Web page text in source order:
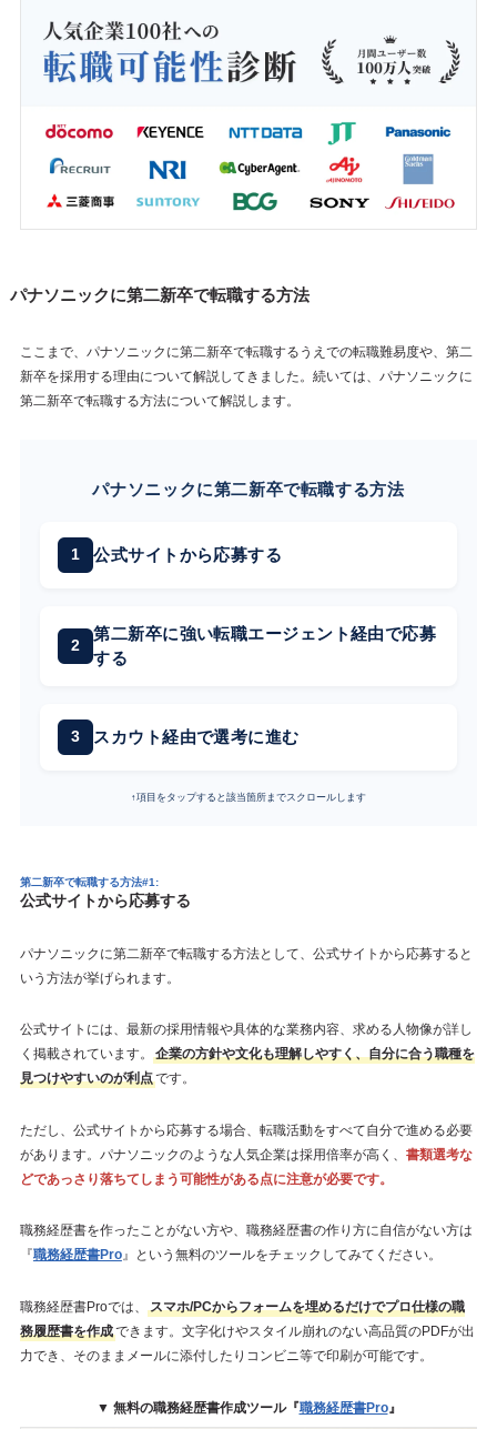
パナソニックに第二新卒で転職する方法
ここまで、パナソニックに第二新卒で転職するうえでの転職難易度や、第二
新卒を採用する理由について解説してきました。続いては、パナソニックに
第二新卒で転職する方法について解説します。
パナソニックに第二新卒で転職する方法
公式サイトから応募する
第二新卒に強い転職エージェント経由で応募
する
スカウト経由で選考に進む
↑項目をタップすると該当箇所までスクロールします
第二新卒で転職する方法#1:
公式サイトから応募する
パナソニックに第二新卒で転職する方法として、公式サイトから応募すると
いう方法が挙げられます。
公式サイトには、最新の採用情報や具体的な業務内容、求める人物像が詳し
く掲載されています。
企業の方針や文化も理解しやすく、自分に合う職種を
見つけやすいのが利点です。
ただし、公式サイトから応募する場合、転職活動をすべて自分で進める必要
があります。パナソニックのような人気企業は採用倍率が高く、 書類選考な
どであっさり落ちてしまう可能性がある点に注意が必要です。
職務経歴書を作ったことがない方や、職務経歴書の作り方に自信がない方は
『職務経歴書Pro』という無料のツールをチェックしてみてください。
職務経歴書Proでは、
スマホ/PCからフォームを埋めるだけでプロ仕様の職
務履歴書を作成できます。文字化けやスタイル崩れのない高品質のPDFが出
力でき、そのままメールに添付したりコンビニ等で印刷が可能です。
▼ 無料の職務経歴書作成ツール『職務経歴書Pro』